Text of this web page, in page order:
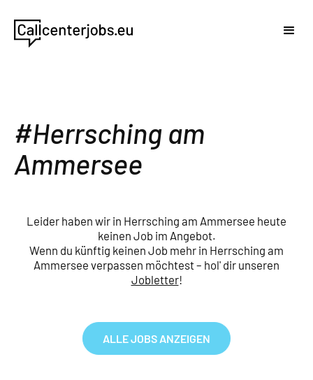
Herrsching am
Ammersee
Leider haben wir in Herrsching am Ammersee heute
keinen Job im Angebot.
Wenn du künftig keinen Job mehr in Herrsching am
Ammersee verpassen möchtest – hol' dir unseren
Jobletter!
ALLE JOBS ANZEIGEN